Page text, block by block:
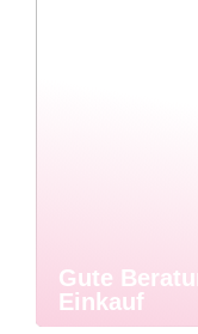
Gute
Einkauf